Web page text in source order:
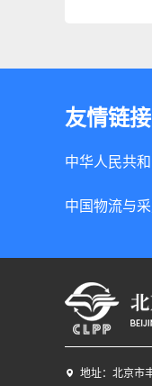
友情链接
中华人民共
中国物流与
地址：北京市